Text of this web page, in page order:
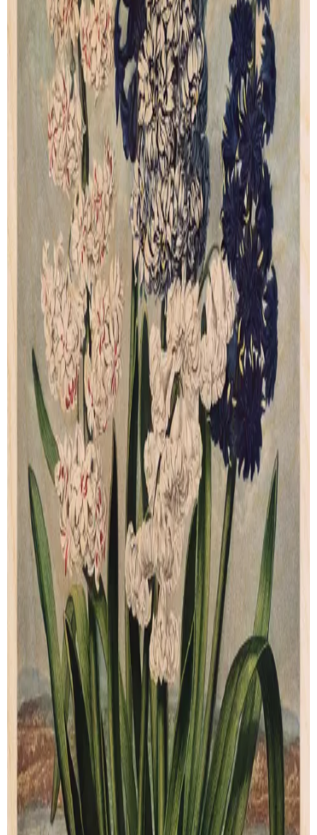
A Group Of Auriculas
de Robert John Thornton
Artprint
dès € 49.00
Indian Reed From The
Temple Of Flora
deRobert John Thornton
Artprint
dès € 49.00
VOIR TOUTES SES CRÉATIONS
PAIEMENT SECURISÉ
SUIVI DE LIVRAISON
LIVRAISON GRATUITE
Livraison gratuite pour les commandes au-delà de
100€.
Our story
Shipping
Returns